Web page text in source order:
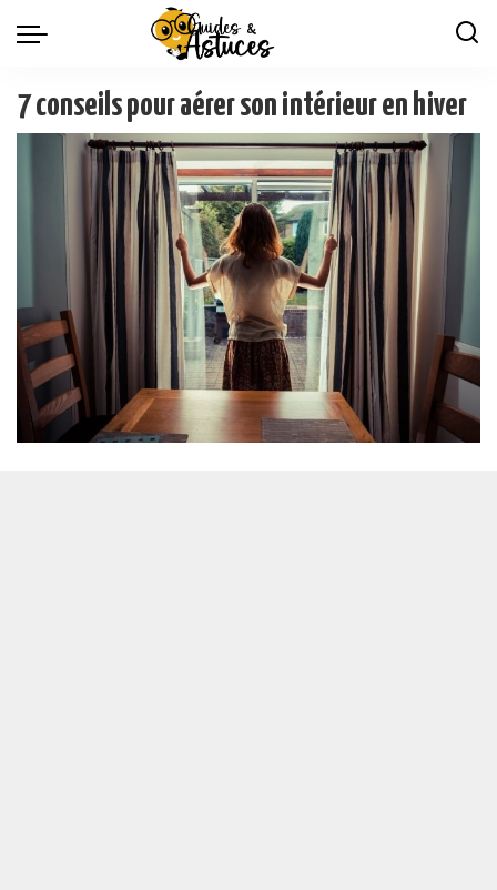
7 conseils pour aérer son intérieur en hiver